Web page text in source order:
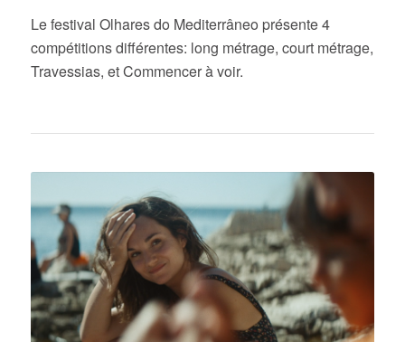
Le festival Olhares do Mediterrâneo présente 4
compétitions différentes: long métrage, court métrage,
Travessias, et Commencer à voir.